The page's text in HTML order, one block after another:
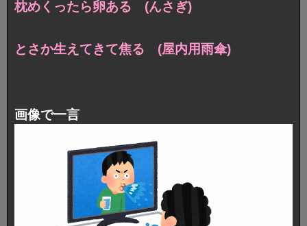
枕めくったら卵ある (んさぎ)
とさか生えてきて焦る (屋内用雨傘)
画像で一言